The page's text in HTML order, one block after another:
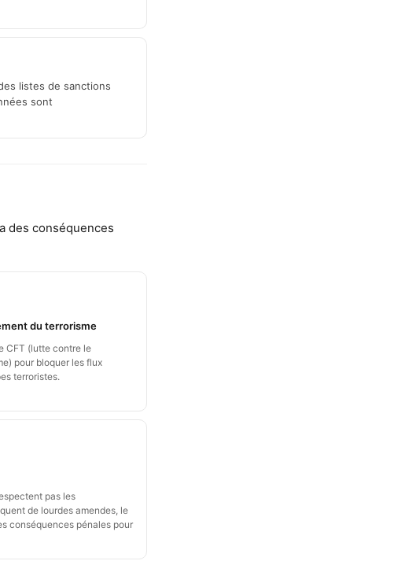
listes de sanctions
sont
des conséquences
du terrorisme
CFT (lutte contre le
pour bloquer les flux
terroristes.
pas les
de lourdes amendes, le
conséquences pénales pour